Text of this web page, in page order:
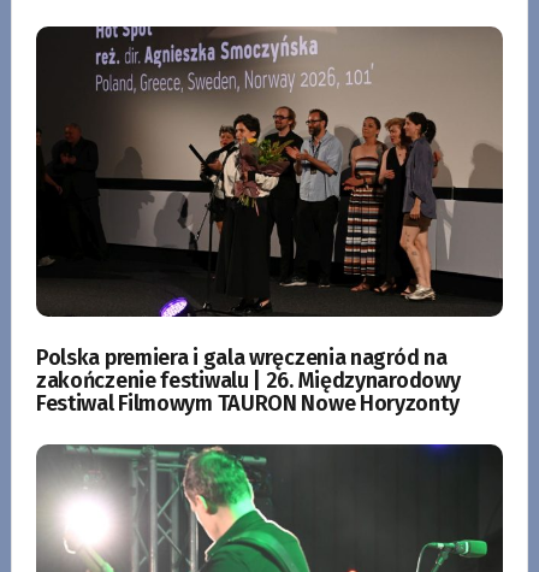
Polska premiera i gala wręczenia nagród na
zakończenie festiwalu | 26. Międzynarodowy
Festiwal Filmowym TAURON Nowe Horyzonty